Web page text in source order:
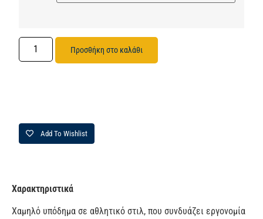
Προσθήκη στο καλάθι
Add To Wishlist
Χαρακτηριστικά
Χαμηλό υπόδημα σε αθλητικό στιλ, που συνδυάζει εργονομία